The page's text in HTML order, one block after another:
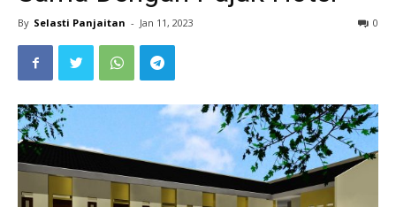
By Selasti Panjaitan - Jan 11, 2023 0